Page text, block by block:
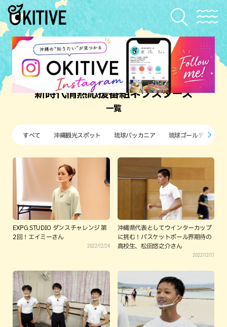
新時代情熱応援番組ネクスターズ
一覧
すべて 沖縄観光スポット 琉球バッカニア 琉球ゴールデンキン
EXPG STUDIO ダンスチャレンジ 第
2回！エイミーさん
2022/12/24
沖縄県代表としてウインターカップ
に挑む！バスケットボール界期待の
高校生、松田悠之介さん
2022/12/17